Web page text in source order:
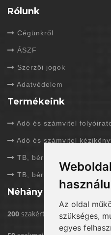
Az oldal
szükséges,
egyes
Rólunk
Cégünkről
ÁSZF
Szerzői jogok
Adatvédelem
Termékeink
Adó és számvitel
Adó és számvitel
TB, bérszámfejtés
TB, bérszámfejtés
Néhány adat rólunk
200 szakértővel dolgozunk